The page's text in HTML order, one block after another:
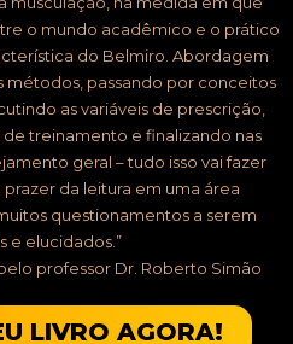
o mundo acadêmico e o prático
do Belmiro. Abordagem
métodos, passando por conceitos
as variáveis de prescrição,
treinamento e finalizando nas
geral – tudo isso vai fazer
da leitura em uma área
questionamentos a serem
e elucidados.”
professor Dr. Roberto Simão
LIVRO AGORA!